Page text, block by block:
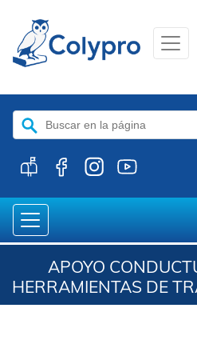
Buscar:
APOYO
HERRAMIENTAS DE